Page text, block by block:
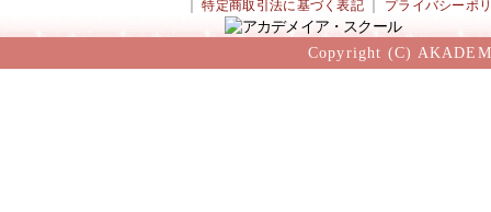
｜特定商取引法に基づく表記 プライバシーポ
Copyright (C)